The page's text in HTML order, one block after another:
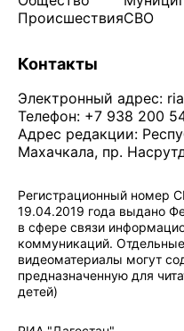
ПроисшествияСВО
Контакты
Электронный адрес:
Телефон: +7 938 200
Адрес редакции:
Махачкала, пр.
Регистрационный номер
19.04.2019 года выдано
в сфере связи
коммуникаций.
видеоматериалы могут
предназначенную для
детей)